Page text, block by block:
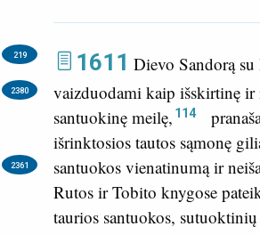
1611
219
2380
Dievo Sandorą su
vaizduodami kaip išskirtinę
santuokinę meilę, 114
išrinktosios tautos sąmonę
santuokos vienatinumą ir
2361
Rutos ir Tobito knygose
taurios santuokos,